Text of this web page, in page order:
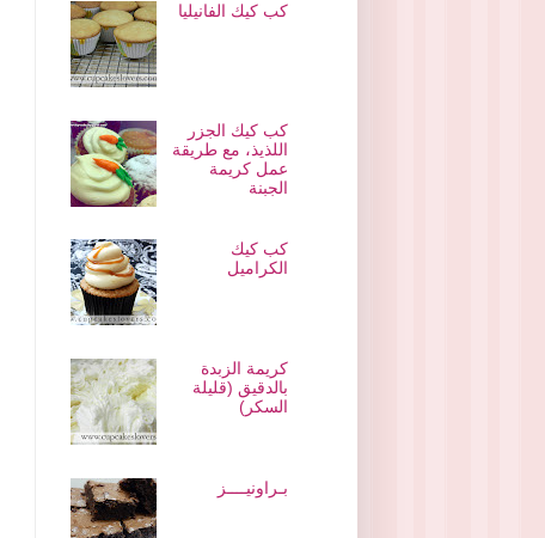
كب كيك الفانيليا
كب كيك الجزر
اللذيذ، مع طريقة
عمل كريمة
الجبنة
كب كيك
الكراميل
كريمة الزبدة
بالدقيق (قليلة
السكر)
بـراونيــــز